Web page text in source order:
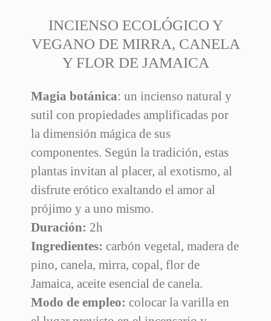
INCIENSO ECOLÓGICO Y
VEGANO DE MIRRA, CANELA
Y FLOR DE JAMAICA
Magia botánica: un incienso natural y
sutil con propiedades amplificadas por
la dimensión mágica de sus
componentes. Según la tradición, estas
plantas invitan al placer, al exotismo, al
disfrute erótico exaltando el amor al
prójimo y a uno mismo.
Duración: 2h
Ingredientes: carbón vegetal, madera de
pino, canela, mirra, copal, flor de
Jamaica, aceite esencial de canela.
Modo de empleo: colocar la varilla en
Referencia
En Stock 41 Artículos